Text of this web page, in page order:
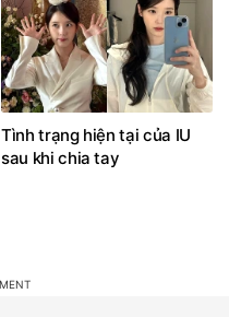
Tình trạng hiện tại của IU
sau khi chia tay